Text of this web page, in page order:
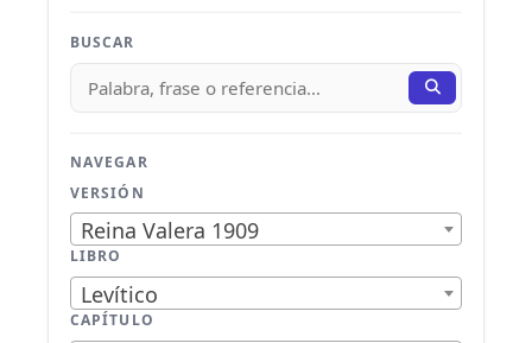
BUSCAR
NAVEGAR
VERSIÓN
Reina Valera 1909
LIBRO
Levítico
CAPÍTULO